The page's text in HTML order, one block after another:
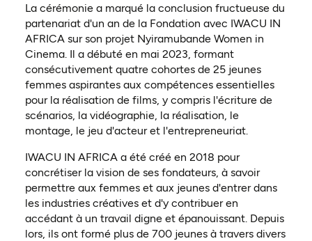
La cérémonie a marqué la conclusion fructueuse du
partenariat d'un an de la Fondation avec IWACU IN
AFRICA sur son projet Nyiramubande Women in
Cinema. Il a débuté en mai 2023, formant
consécutivement quatre cohortes de 25 jeunes
femmes aspirantes aux compétences essentielles
pour la réalisation de films, y compris l'écriture de
scénarios, la vidéographie, la réalisation, le
montage, le jeu d'acteur et l'entrepreneuriat.
IWACU IN AFRICA a été créé en 2018 pour
concrétiser la vision de ses fondateurs, à savoir
permettre aux femmes et aux jeunes d'entrer dans
les industries créatives et d'y contribuer en
accédant à un travail digne et épanouissant. Depuis
lors, ils ont formé plus de 700 jeunes à travers divers